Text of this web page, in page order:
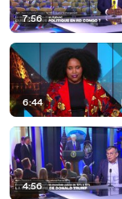
7:56
6:44
4:56